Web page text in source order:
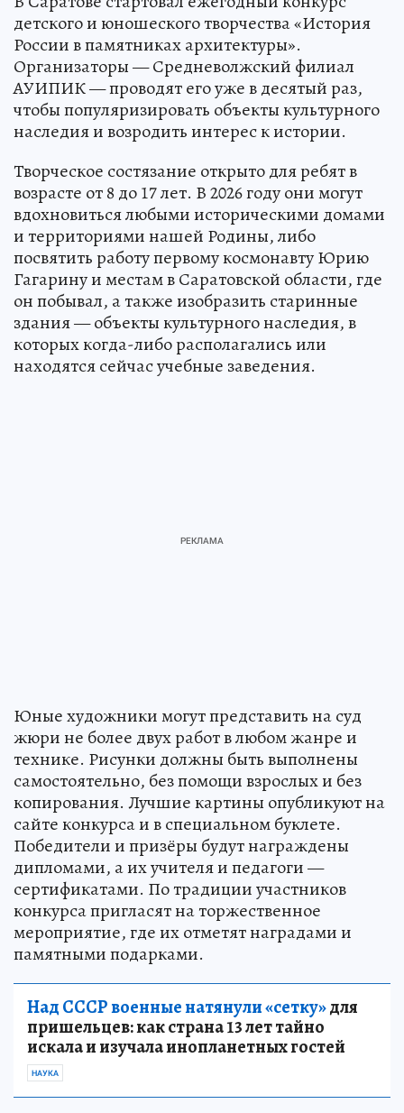
детского и юношеского творчества «История
России в памятниках архитектуры».
Организаторы — Средневолжский филиал
АУИПИК — проводят его уже в десятый раз,
чтобы популяризировать объекты культурного
наследия и возродить интерес к истории.
Творческое состязание открыто для ребят в
возрасте от 8 до 17 лет. В 2026 году они могут
вдохновиться любыми историческими домами
и территориями нашей Родины, либо
посвятить работу первому космонавту Юрию
Гагарину и местам в Саратовской области, где
он побывал, а также изобразить старинные
здания — объекты культурного наследия, в
которых когда-либо располагались или
находятся сейчас учебные заведения.
Юные художники могут представить на суд
жюри не более двух работ в любом жанре и
технике. Рисунки должны быть выполнены
самостоятельно, без помощи взрослых и без
копирования. Лучшие картины опубликуют на
сайте конкурса и в специальном буклете.
Победители и призёры будут награждены
дипломами, а их учителя и педагоги —
сертификатами. По традиции участников
конкурса пригласят на торжественное
мероприятие, где их отметят наградами и
памятными подарками.
Над СССР военные натянули «сетку»для
пришельцев: как страна 13 лет тайно
искала и изучала инопланетных гостей
НАУКА